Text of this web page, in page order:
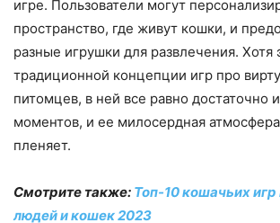
игре. Пользователи могут
пространство, где живут кошки, и
разные игрушки для развлечения. Хотя
традиционной концепции игр про
питомцев, в ней все равно достаточно
моментов, и ее милосердная
пленяет.
Смотрите также: Топ-10 кошачьих
людей и кошек 2023